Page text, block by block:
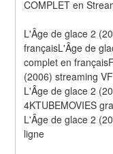
COMPLET en
L'Âge de glace 2
françaisL'Âge de
complet en
(2006) streaming
L'Âge de glace 2
4KTUBEMOVIES
L'Âge de glace 2
ligne